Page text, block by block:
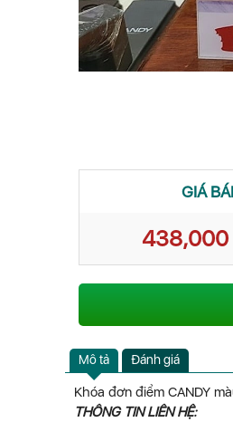
GIÁ
438,000
Mô tả Đánh giá
Khóa đơn điểm CANDY
THÔNG TIN LIÊN HỆ: